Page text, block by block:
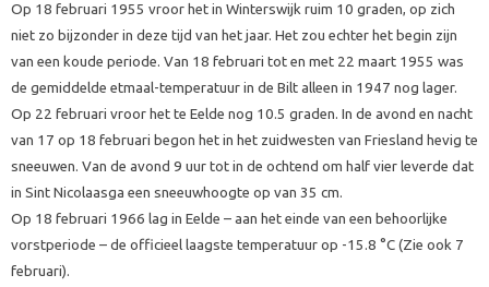
Op 18 februari 1955 vroor het in Winterswijk ruim 10 graden, op zich
niet zo bijzonder in deze tijd van het jaar. Het zou echter het begin zijn
van een koude periode. Van 18 februari tot en met 22 maart 1955 was
de gemiddelde etmaal-temperatuur in de Bilt alleen in 1947 nog lager.
Op 22 februari vroor het te Eelde nog 10.5 graden. In de avond en nacht
van 17 op 18 februari begon het in het zuidwesten van Friesland hevig te
sneeuwen. Van de avond 9 uur tot in de ochtend om half vier leverde dat
in Sint Nicolaasga een sneeuwhoogte op van 35 cm.
Op 18 februari 1966 lag in Eelde – aan het einde van een behoorlijke
vorstperiode – de officieel laagste temperatuur op -15.8 °C (Zie ook 7
februari).